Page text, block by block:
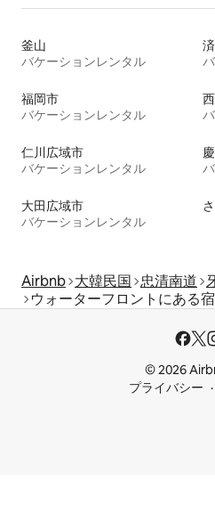
釜山
バケーションレンタル
福岡市
バケーションレンタル
仁川広域市
バケーションレンタル
大田広域市
バケーションレンタル
Airbnb 大韓民国 忠清南道
ウォーターフロントにある
© 2026
プライバシー